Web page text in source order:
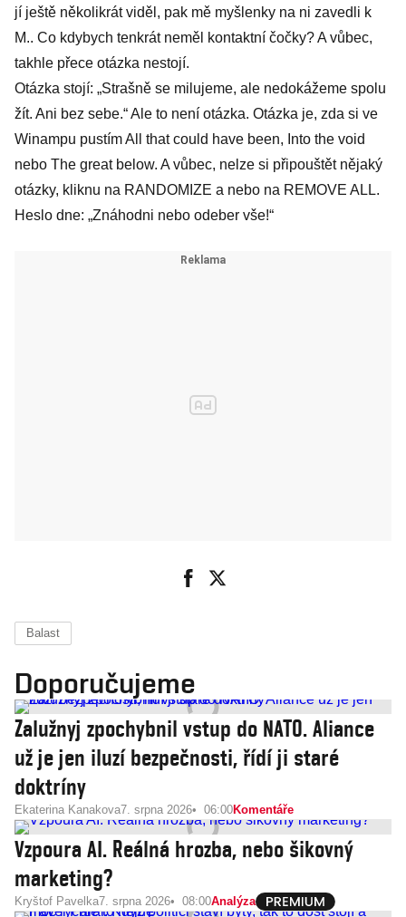
jí ještě několikrát viděl, pak mě myšlenky na ni zavedli k
M.. Co kdybych tenkrát neměl kontaktní čočky? A vůbec,
takhle přece otázka nestojí.
Otázka stojí: „Strašně se milujeme, ale nedokážeme spolu
žít. Ani bez sebe.“ Ale to není otázka. Otázka je, zda si ve
Winampu pustím All that could have been, Into the void
nebo The great below. A vůbec, nelze si připouštět nějaký
otázky, kliknu na RANDOMIZE a nebo na REMOVE ALL.
Heslo dne: „Znáhodni nebo odeber vše!“
Balast
Doporučujeme
Zalužnyj zpochybnil vstup do NATO. Aliance
už je jen iluzí bezpečnosti, řídí ji staré
doktríny
Ekaterina Kanakova7. srpna 2026 06:00Komentáře
Vzpoura AI. Reálná hrozba, nebo šikovný
marketing?
Kryštof Pavelka7. srpna 2026 08:00Analýza